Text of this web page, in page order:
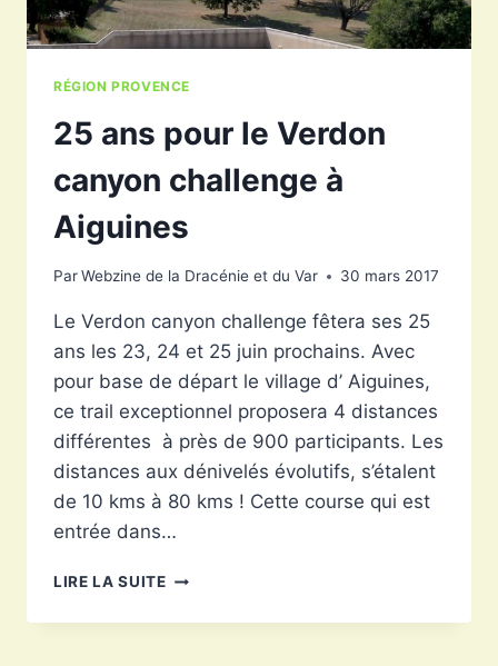
RÉGION PROVENCE
25 ans pour le Verdon
canyon challenge à
Aiguines
ParWebzine de la Dracénie et du Var 30 mars 2017
Le Verdon canyon challenge fêtera ses 25
ans les 23, 24 et 25 juin prochains. Avec
pour base de départ le village d’ Aiguines,
ce trail exceptionnel proposera 4 distances
différentes à près de 900 participants. Les
distances aux dénivelés évolutifs, s’étalent
de 10 kms à 80 kms ! Cette course qui est
entrée dans…
LIRE LA SUITE25
POUR